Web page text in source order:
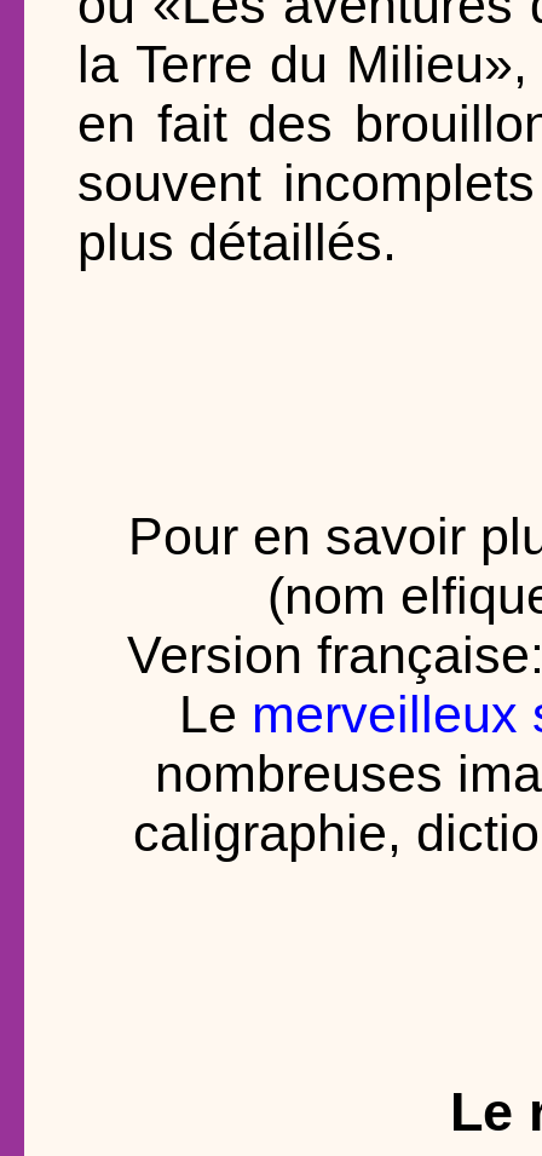
la Terre du
en fait des
souvent
plus détaillés.
Pour en savoir
(nom
Version
Le merveilleux
nombreuses
caligraphie,
Le